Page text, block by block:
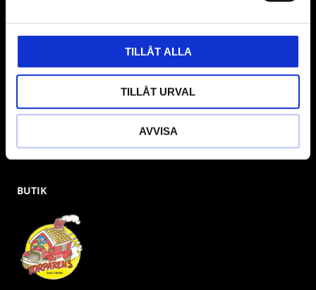
TILLÅT ALLA
TILLÅT URVAL
AVVISA
BUTIK